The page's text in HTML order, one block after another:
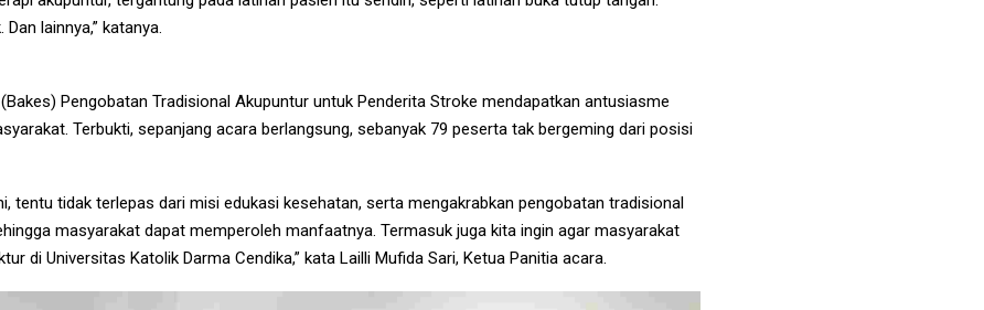
lainnya,” katanya.
Pengobatan Tradisional Akupuntur untuk Penderita Stroke mendapatkan antusiasme
Terbukti, sepanjang acara berlangsung, sebanyak 79 peserta tak bergeming dari posisi
tentu tidak terlepas dari misi edukasi kesehatan, serta mengakrabkan pengobatan tradisional
masyarakat dapat memperoleh manfaatnya. Termasuk juga kita ingin agar masyarakat
di Universitas Katolik Darma Cendika,” kata Lailli Mufida Sari, Ketua Panitia acara.